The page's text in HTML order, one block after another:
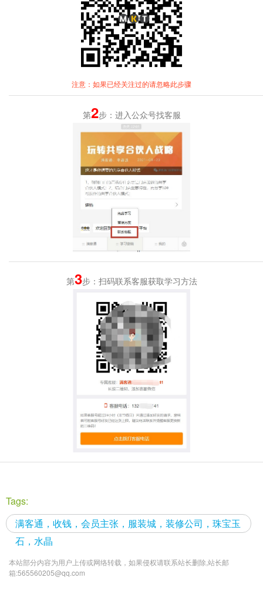
注意：如果已经关注过的请忽略此步骤
第2步：进入公众号找客服
第3步：扫码联系客服获取学习方法
Tags:
满客通，收钱，会员主张，服装城，装修公司，珠宝玉
石，水晶
本站部分内容为用户上传或网络转载，如果侵权请联系站长删除,站长邮
箱:565560205@qq.com